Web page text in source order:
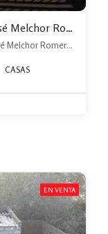
Venta de casa de 3 dormitorios – José Melchor Romero
158 N 1351 e/ 518 y 519 - Melchor Romero, José Melchor Romero, La Plata
CASAS
EN VENTA